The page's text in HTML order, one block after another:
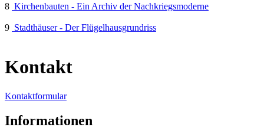
8 Kirchenbauten - Ein Archiv der Nachkriegsmoderne
9 Stadthäuser - Der Flügelhausgrundriss
Kontakt
Kontaktformular
Informationen